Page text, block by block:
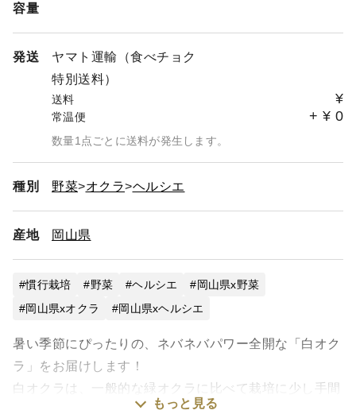
容量
発送
ヤマト運輸（食べチョク
特別送料）
送料 ¥
常温便 + ¥ 0
数量1点ごとに送料が発生します。
種別 野菜 オクラ ヘルシエ
産地 岡山県
慣行栽培 野菜 ヘルシエ
岡山県x野菜
岡山県xオクラ
岡山県xヘルシエ
暑い季節にぴったりの、ネバネバパワー全開な「白オク
ラ」をお届けします！
白オクラは、一般的な緑オクラに比べて栽培に少し手間
がかかるため市場にはほぼ出回らない希少な品種です。
もっと見る